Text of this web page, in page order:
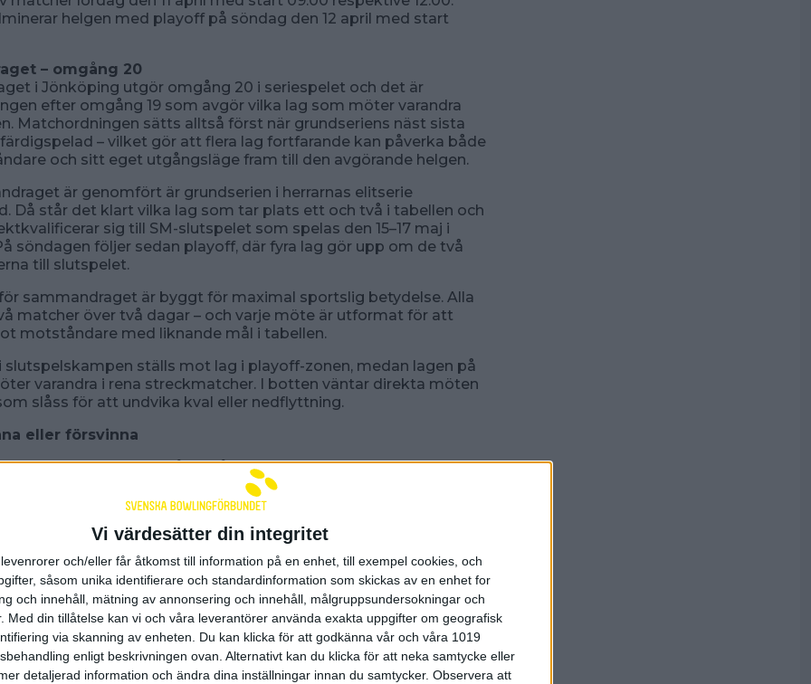
Vi värdesätter din integritet
och/eller får åtkomst till information på en enhet, till exempel cookies, och
såsom unika identifierare och standardinformation som skickas av en enhet for
och innehåll, mätning av annonsering och innehåll, målgruppsundersokningar och
Med din tillåtelse kan vi och våra leverantörer använda exakta uppgifter om geografisk
via skanning av enheten. Du kan klicka för att godkänna vår och våra 1019
enligt beskrivningen ovan. Alternativt kan du klicka för att neka samtycke eller
detaljerad information och ändra dina inställningar innan du samtycker. Observera att
helgen med playoff på söndag den 12 april med start
– omgång 20
i Jönköping utgör omgång 20 i seriespelet och det är
efter omgång 19 som avgör vilka lag som möter varandra
Matchordningen sätts alltså först när grundseriens näst sista
– vilket gör att flera lag fortfarande kan påverka både
och sitt eget utgångsläge fram till den avgörande helgen.
är genomfört är grundserien i herrarnas elitserie
Då står det klart vilka lag som tar plats ett och två i tabellen och
sig till SM-slutspelet som spelas den 15–17 maj i
söndagen följer sedan playoff, där fyra lag gör upp om de två
till slutspelet.
sammandraget är byggt för maximal sportslig betydelse. Alla
matcher över två dagar – och varje möte är utformat för att
motståndare med liknande mål i tabellen.
slutspelskampen ställs mot lag i playoff-zonen, medan lagen på
varandra i rena streckmatcher. I botten väntar direkta möten
slåss för att undvika kval eller nedflyttning.
eller försvinna
är färdigspelat återstår playoff som är en nyhet inför den
plats 5
i kvalformat där först till tre matchpoäng går vidare. Vid 1–1
spelas en avgörande serie, och om det fortfarande är lika
med de spelare som deltog i skiljeserien. Ett enda slag kan då
säsong.